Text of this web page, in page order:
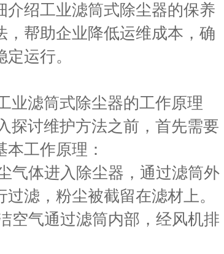
介绍工业滤筒式除尘器的保养
，帮助企业降低运维成本，确
定运行。
业滤筒式除尘器的工作原理
探讨维护方法之前，首先需要
本工作原理：
气体进入除尘器，通过滤筒外
过滤，粉尘被截留在滤材上
空气通过滤筒内部，经风机排